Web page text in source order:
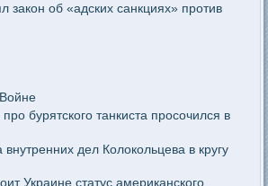
об «адских санкциях» против
бурятского танкиста просочился в
дел Колокольцева в кругу
Украине статус американского